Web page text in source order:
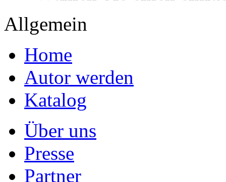
Allgemein
Home
Autor werden
Katalog
Über uns
Presse
Partner